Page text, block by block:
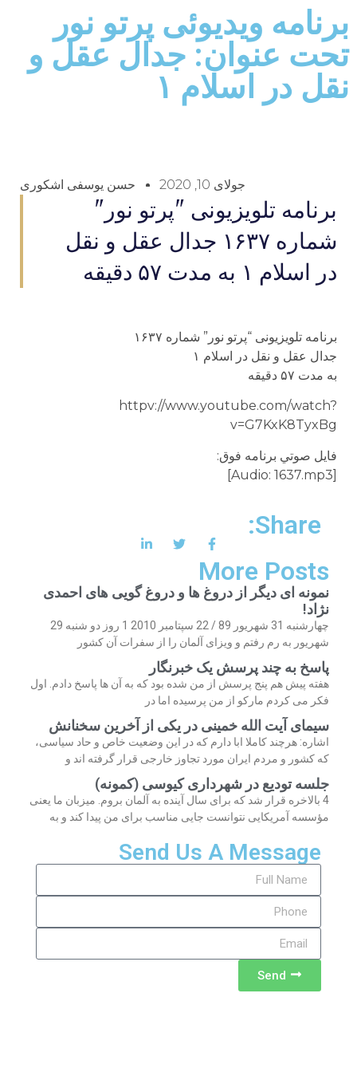
برنامه ویدیوئى پرتو نور
تحت عنوان: جدال عقل و
نقل در اسلام ۱
جولای 10, 2020 حسن یوسفی اشکوری
برنامه تلويزيونى "پرتو نور"
شماره ۱۶۳۷ جدال عقل و نقل
در اسلام ۱ به مدت ۵۷ دقيقه
برنامه تلويزيونى “پرتو نور” شماره ۱۶۳۷
جدال عقل و نقل در اسلام ۱
به مدت ۵۷ دقيقه
httpv://www.youtube.com/watch?
v=G7KxK8TyxBg
فايل صوتي برنامه فوق:
[Audio: 1637.mp3]
Share:
More Posts
نمونه ای دیگر از دروغ ها و دروغ گویی های احمدی
نژاد!
چهارشنبه 31 شهریور 89 / 22 سپتامبر 2010 1 روز دو شنبه 29
شهریور به رم رفتم و ویزای آلمان را از سفرات آن کشور
پاسخ به چند پرسش یک خبرنگار
هفته پیش هم پنج پرسش از من شده بود که به آن ها پاسخ دادم. اول
فکر می کردم مارکو از من پرسیده اما در
سیمای آیت الله خمینی در یکی از آخرین سخنانش
اشاره: هرچند کاملا ابا دارم که در این وضعیت خاص و حاد سیاسی،
که کشور و مردم ایران مورد تجاوز خارجی قرار گرفته اند و
جلسه تودیع در شهرداری کیوسی (کمونه)
4 بالاخره قرار شد که برای سال آینده به آلمان بروم. میزبان ما یعنی
مؤسسه آمریکایی نتوانست جایی مناسب برای من پیدا کند و به
Send Us A Message
Send